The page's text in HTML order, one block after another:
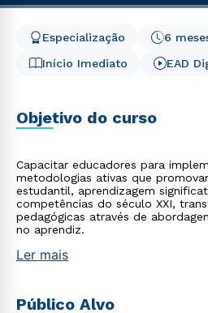
Início Imediato
6
Especialização
EAD
Objetivo do curso
Capacitar educadores para
metodologias ativas que
estudantil, aprendizagem
competências do século XXI,
pedagógicas através de
no aprendiz.
Ler mais
Público Alvo